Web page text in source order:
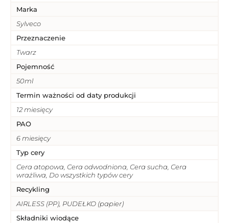
Marka
Sylveco
Przeznaczenie
Twarz
Pojemność
50ml
Termin ważności od daty produkcji
12 miesięcy
PAO
6 miesięcy
Typ cery
Cera atopowa, Cera odwodniona, Cera sucha, Cera
wrażliwa, Do wszystkich typów cery
Recykling
AIRLESS (PP), PUDEŁKO (papier)
Składniki wiodące